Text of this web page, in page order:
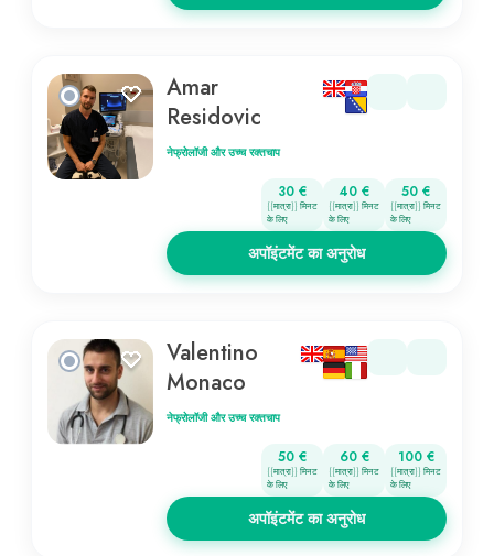
Amar
Residovic
नेफ्रोलॉजी और उच्च रक्तचाप
30 €
{{मात्रा}} मिनट
के लिए
40 €
{{मात्रा}} मिनट
के लिए
50 €
{{मात्रा}} मिनट
के लिए
अपॉइंटमेंट का अनुरोध
Valentino
Monaco
नेफ्रोलॉजी और उच्च रक्तचाप
50 €
{{मात्रा}} मिनट
के लिए
60 €
{{मात्रा}} मिनट
के लिए
100 €
{{मात्रा}} मिनट
के लिए
अपॉइंटमेंट का अनुरोध